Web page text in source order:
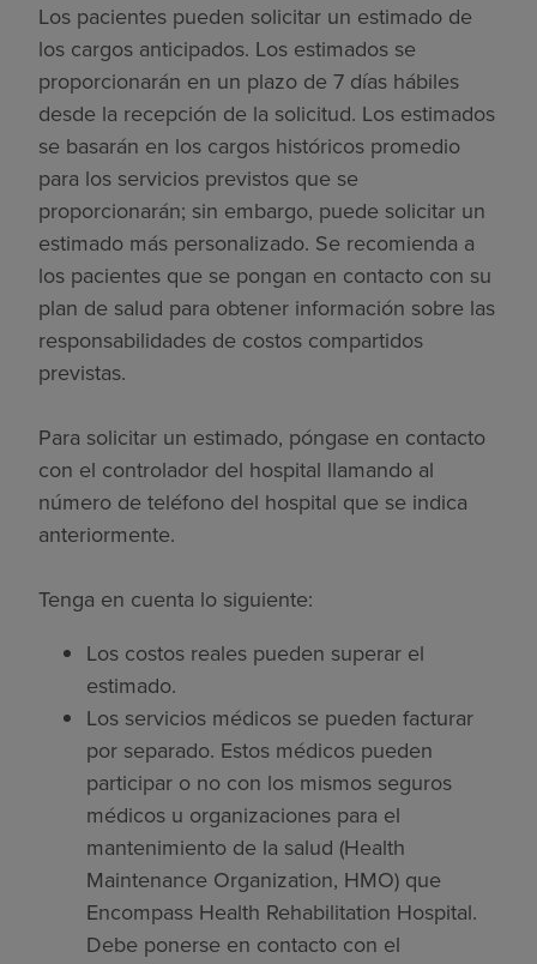
Los pacientes pueden solicitar un estimado de
los cargos anticipados. Los estimados se
proporcionarán en un plazo de 7 días hábiles
desde la recepción de la solicitud. Los estimados
se basarán en los cargos históricos promedio
para los servicios previstos que se
proporcionarán; sin embargo, puede solicitar un
estimado más personalizado. Se recomienda a
los pacientes que se pongan en contacto con su
plan de salud para obtener información sobre las
responsabilidades de costos compartidos
previstas.
Para solicitar un estimado, póngase en contacto
con el controlador del hospital llamando al
número de teléfono del hospital que se indica
anteriormente.
Tenga en cuenta lo siguiente:
Los costos reales pueden superar el
estimado.
Los servicios médicos se pueden facturar
por separado. Estos médicos pueden
participar o no con los mismos seguros
médicos u organizaciones para el
mantenimiento de la salud (Health
Maintenance Organization, HMO) que
Encompass Health Rehabilitation Hospital.
Debe ponerse en contacto con el